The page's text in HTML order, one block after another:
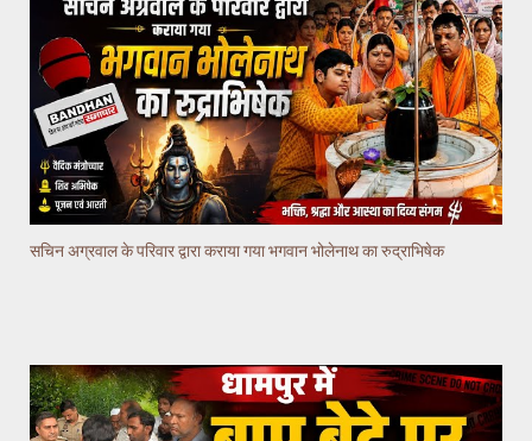
सचिन अग्रवाल के परिवार द्वारा कराया गया भगवान भोलेनाथ का रुद्राभिषेक